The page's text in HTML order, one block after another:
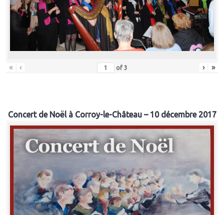
« ‹ of 3 › »
Concert de Noël à Corroy-le-Château – 10 décembre 2017